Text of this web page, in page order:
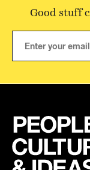
Good stuff